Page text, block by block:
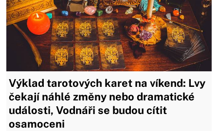
Výklad tarotových karet na víkend: Lvy
čekají náhlé změny nebo dramatické
události, Vodnáři se budou cítit
osamoceni